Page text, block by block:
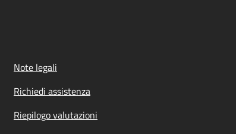
Note legali
Richiedi assistenza
Riepilogo valutazioni